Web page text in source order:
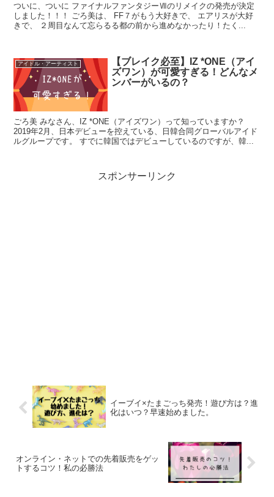
ついに、ついに ファイナルファンタジーⅦのリメイクの発売が決定
しました！！！ ごろ美は、 FF７がもう大好きで、 エアリスが大好
きで、 ２周目なんて忘らるる都の前から進めなかったり！たく...
アイドル・アーティスト
【ブレイク必至】IZ *ONE（アイ
ズワン）が可愛すぎる！どんなメ
ンバーがいるの？
ごろ美 みなさん、IZ *ONE（アイズワン）って知っていますか？
2019年2月、日本デビューを控えている、日韓合同グローバルアイド
ルグループです。 すでに韓国ではデビューしているのですが、韓...
スポンサーリンク
イーブイ×たまごっち発売！遊び方は？進
化はいつ？早速始めました。
オンライン・ネットでの先着販売をゲッ
トするコツ！私の必勝法